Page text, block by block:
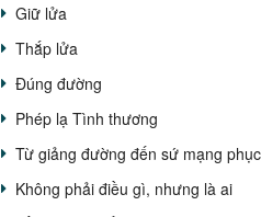
Giữ lửa
Thắp lửa
Đúng đường
Phép lạ Tình thương
Từ giảng đường đến sứ mạng
Không phải điều gì, nhưng là ai